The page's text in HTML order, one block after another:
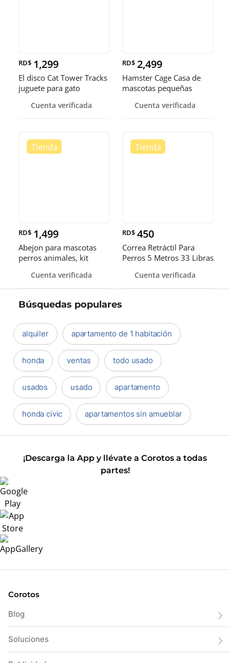
RD$ 1,299
El disco Cat Tower Tracks
juguete para gato
Cuenta verificada
RD$ 2,499
Hamster Cage Casa de
mascotas pequeñas
Cuenta verificada
RD$ 1,499
Abejon para mascotas
perros animales, kit
Cuenta verificada
RD$ 450
Correa Retráctil Para
Perros 5 Metros 33 Libras
Cuenta verificada
Búsquedas populares
alquiler apartamento de 1 habitación
honda ventas todo usado
usados usado apartamento
honda civic apartamentos sin amueblar
¡Descarga la App y llévate a Corotos a todas
partes!
Corotos
Blog
Soluciones